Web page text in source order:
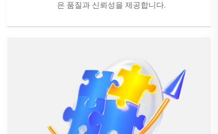
은 품질과 신뢰성을 제공합니다.